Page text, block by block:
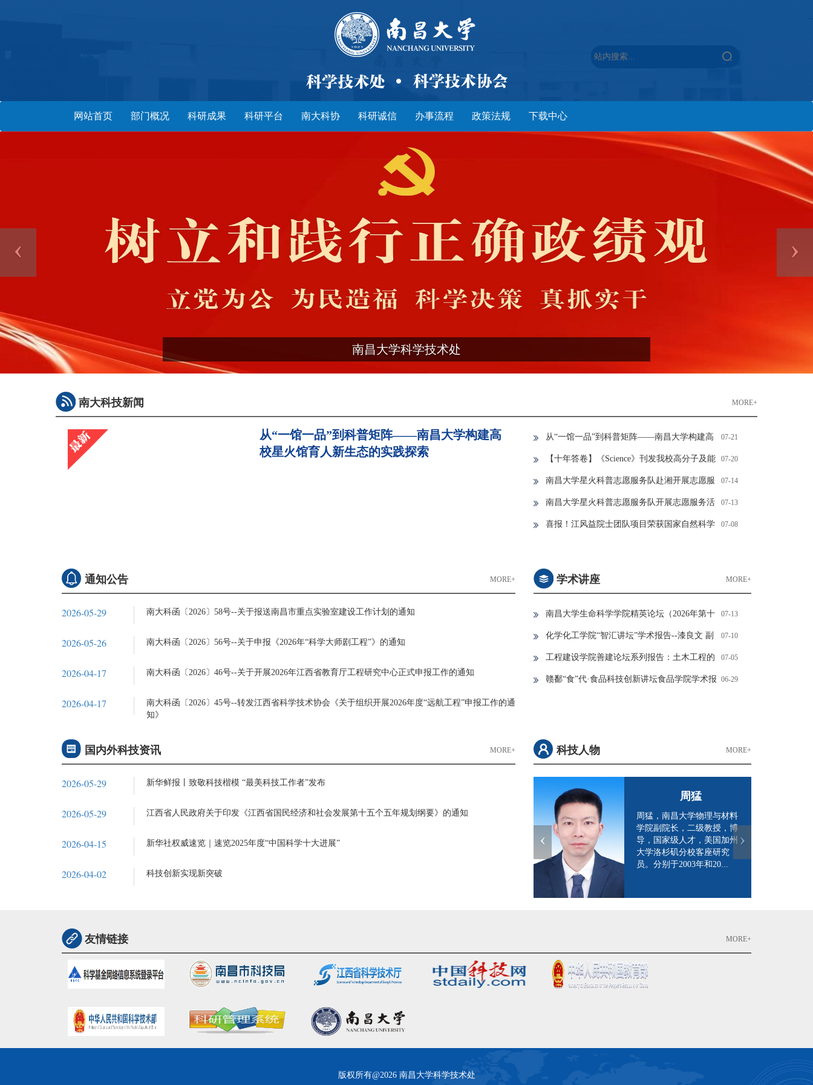
网站首页 部门概况 科研成果 科研平台 南大科协 科研诚信 办事流程 政策法规 下载中心
南昌大学科学技术处
‹ ›
南大科技新闻 MORE+
从“一馆一品”到科普矩阵——南昌大学构建高
校星火馆育人新生态的实践探索
07-21
从“一馆一品”到科普矩阵——南昌大学构建高
校星火馆育人新生态的实践探索 07-20
【十年答卷】《Science》刊发我校高分子及能
源化学团队在空气环境大面积钙钛矿光伏制备
领域重要研究成果
07-14
南昌大学星火科普志愿服务队赴湘开展志愿服
务 07-13
南昌大学星火科普志愿服务队开展志愿服务活
动 07-08
喜报！江风益院士团队项目荣获国家自然科学
通知公告 MORE+
2026-05-29 南大科函〔2026〕58号--关于报送南昌市重点实验室建设工作计划的通知
2026-05-26 南大科函〔2026〕56号--关于申报《2026年“科学大师剧工程”》的通知
2026-04-17 南大科函〔2026〕46号--关于开展2026年江西省教育厅工程研究中心正式申报工作的通知
2026-04-17
南大科函〔2026〕45号--转发江西省科学技术协会《关于组织开展2026年度“远航工程”申报工作的通
知》
学术讲座 MORE+
07-13
南昌大学生命科学学院精英论坛（2026年第十
一期） 07-10
化学化工学院“智汇讲坛”学术报告--漆良文 副
教授 07-05
工程建设学院善建论坛系列报告：土木工程的
现状与未来 06-29
赣鄱“食”代·食品科技创新讲坛食品学院学术报
国内外科技资讯 MORE+
2026-05-29 新华鲜报丨致敬科技楷模 “最美科技工作者”发布
2026-05-29 江西省人民政府关于印发《江西省国民经济和社会发展第十五个五年规划纲要》的通知
2026-04-15 新华社权威速览｜速览2025年度“中国科学十大进展”
2026-04-02 科技创新实现新突破
科技人物 MORE+
周猛
周猛，南昌大学物理与材料
学院副院长，二级教授，博
导，国家级人才，美国加州
大学洛杉矶分校客座研究
员。分别于2003年和20...
‹ ›
友情链接 MORE+
版权所有@2026 南昌大学科学技术处